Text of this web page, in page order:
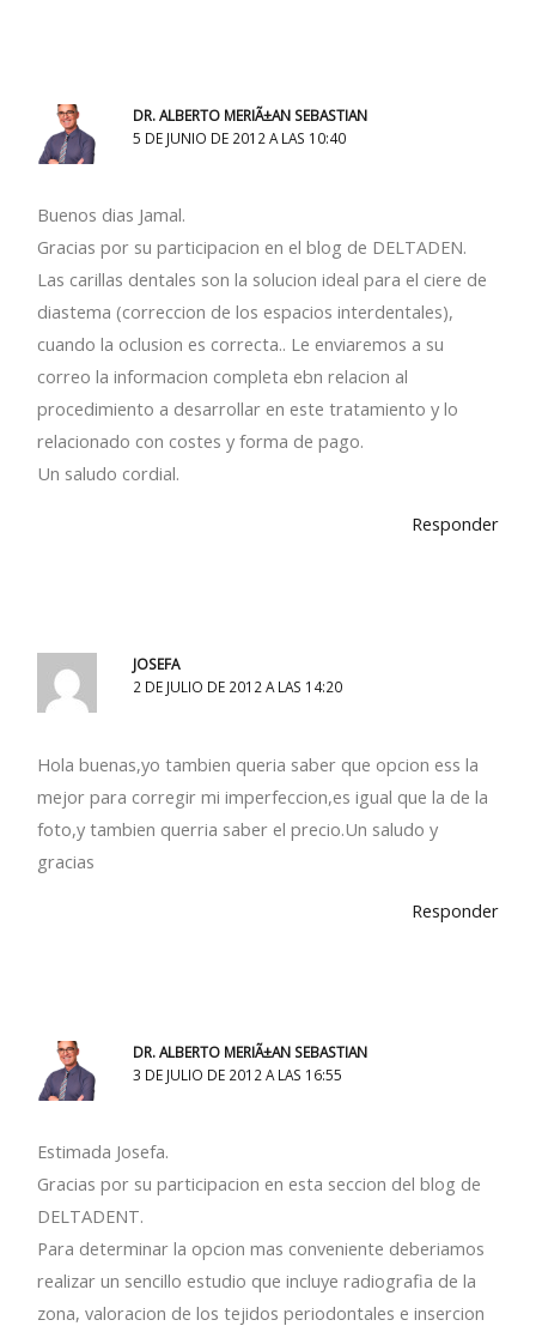
DR. ALBERTO MERIÃ±AN SEBASTIAN
5 DE JUNIO DE 2012 A LAS 10:40
Buenos dias Jamal.
Gracias por su participacion en el blog de DELTADEN.
Las carillas dentales son la solucion ideal para el ciere de
diastema (correccion de los espacios interdentales),
cuando la oclusion es correcta.. Le enviaremos a su
correo la informacion completa ebn relacion al
procedimiento a desarrollar en este tratamiento y lo
relacionado con costes y forma de pago.
Un saludo cordial.
Responder
JOSEFA
2 DE JULIO DE 2012 A LAS 14:20
Hola buenas,yo tambien queria saber que opcion ess la
mejor para corregir mi imperfeccion,es igual que la de la
foto,y tambien querria saber el precio.Un saludo y
gracias
Responder
DR. ALBERTO MERIÃ±AN SEBASTIAN
3 DE JULIO DE 2012 A LAS 16:55
Estimada Josefa.
Gracias por su participacion en esta seccion del blog de
DELTADENT.
Para determinar la opcion mas conveniente deberiamos
realizar un sencillo estudio que incluye radiografia de la
zona, valoracion de los tejidos periodontales e insercion